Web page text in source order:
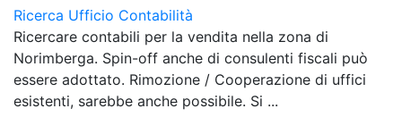
Ricerca Ufficio Contabilità
Ricercare contabili per la vendita nella zona di
Norimberga. Spin-off anche di consulenti fiscali può
essere adottato. Rimozione / Cooperazione di uffici
esistenti, sarebbe anche possibile. Si ...